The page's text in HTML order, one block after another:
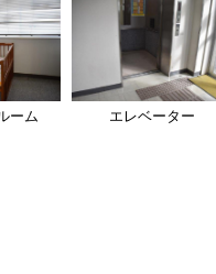
ーム エレベーター